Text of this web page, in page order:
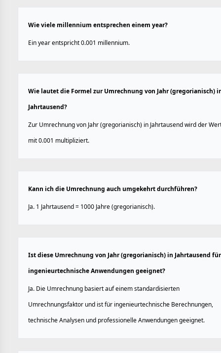
Wie viele millennium entsprechen einem year?
Ein year entspricht 0.001 millennium.
Wie lautet die Formel zur Umrechnung von Jahr (gregorianisch)
Jahrtausend?
Zur Umrechnung von Jahr (gregorianisch) in Jahrtausend wird der
mit 0.001 multipliziert.
Kann ich die Umrechnung auch umgekehrt durchführen?
Ja. 1 Jahrtausend = 1000 Jahre (gregorianisch).
Ist diese Umrechnung von Jahr (gregorianisch) in Jahrtausend für
ingenieurtechnische Anwendungen geeignet?
Ja. Die Umrechnung basiert auf einem standardisierten
Umrechnungsfaktor und ist für ingenieurtechnische Berechnungen,
technische Analysen und professionelle Anwendungen geeignet.